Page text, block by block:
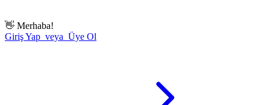
👋 Merhaba!
Giriş Yap veya Üye Ol